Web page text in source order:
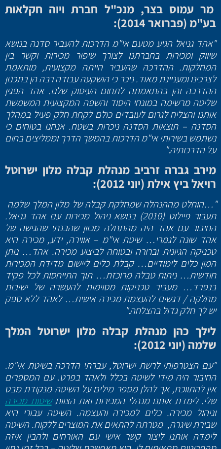
מר עמוס בצר, מנכ"ל חברת ויוה חקלאות
בע"מ (פברואר 2014):
"אהד גניאל הגיע מטעם אי"מ הדרכות להעביר סדנה בנושא
שיווק ומכירות בחברתנו לצורך שיפור מכירות וקשר בין
המחלקות. ההדרכה שהעביר הייתה מקצועית, מותאמת
לצרכינו ומעניינת מאוד. ניכר כי הושקעה עבודה רבה הן בתכנון
ההדרכה והן בהתאמתה לתחום העיסוק שלנו. אהד הפגין
שליטה מרשימה במונחי היסוד והשפה המקצועית המשמשת
אותנו והצליח לגרום לעובדים כולם לקחת חלק פעיל במהלך
הסדנה – תוצאות הסדנה ניכרות בשטח. אנחנו בטוחים כי
נשתמש בשירותי אי"מ הדרכות בהמשך הדרך וממליצים בחום
על הדרכותיה."
מירב גברה זרביב מנהלת קבלה מלון ישרוטל
רויאל ביץ אילת (יוני 2012):
"…הוחלט מההנהלה שמחלקת קבלה של מלון המלך שלמה
תעבור פיילוט (2010) בנושא ניהול מכירות עם אהד גניאל.
החיבור עם אהד היה מהתחלה מכוון שהבנתי שהגישה של
אהד שונה לגמרי… שיטת אי"מ – אווירה, ידע, מכירה היא
טכניקה הגיונית וברורה ובטוחה לביצוע מכירה. אהד… נותן
המון כלים לימודיים… קבלת כלים ליישום מדידת המכירות
חודשית… ניתוח טבלה מרוכזת… תוך התייחסות לכל פקיד
בנפרד… מעביר טכניקות מסוימות להעשרה של ישיבות
מחלקה / דגשים להעצמת מכירה אישית… לאהד ללא ספק
יש לך חלק גדול בהצלחה."
לילך כהן מנהלת קבלה מלון ישרוטל המלך
שלמה (יוני 2012):
"עם הצטרפותי לרשת ישרוטל, עברתי הדרכה בשיטת אי"מ.
החיבור היה מידי לשיטה בכלל ולאהד בפרט. עם המספרים
אין להתווכח, אך להלן מספר מילים על השיטה מנקודת מבט
שלי. לימדת אותנו מנהלי המכירות ואת הצוותשיטות מכירה
וניהול מכירה. כלים למכירה והעצמה. השיטה עבורי היא
שבירת שיגרה, מטרתה להתאים את המוצרים ללקוח. השיטה
לימדה אותנו ליצור קשר אישי עם האורחים ולהבין איזה